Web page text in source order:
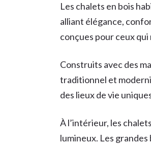
Les chalets en bois
alliant élégance,
conçues pour ceux
Construits avec des
traditionnel et
des lieux de vie
À l’intérieur, les
lumineux. Les